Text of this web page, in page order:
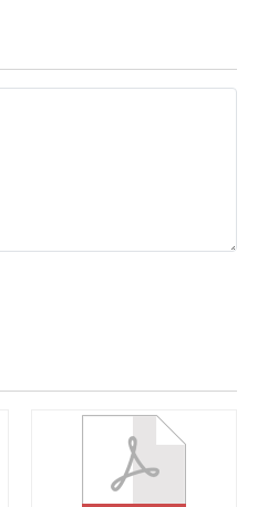
入
生